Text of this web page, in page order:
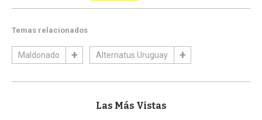
Temas relacionados
Maldonado Alternatus Uruguay
Las Más Vistas